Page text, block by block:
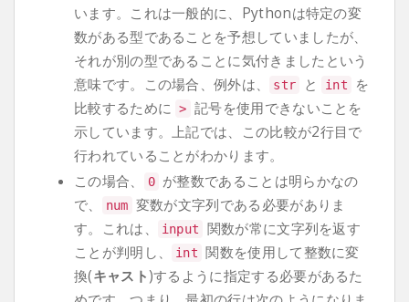
います。これは一般的に、Pythonは特定の変
数がある型であることを予想していましたが、
それが別の型であることに気付きましたという
意味です。この場合、例外は、
str と int
を
比較するために > 記号を使用できないことを
示しています。上記では、この比較が2行目で
行われていることがわかります。
この場合、
0 が整数であることは明らかなの
で、
num 変数が文字列である必要がありま
す。これは、
input
関数が常に文字列を返す
ことが判明し、
int 関数を使用して整数に変
換(キャスト)するように指定する必要があるた